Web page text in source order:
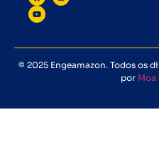
© 2025 Engeamazon. Todos os
por Moa